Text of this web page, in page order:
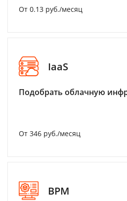
От 0.13 руб./месяц
IaaS
Подобрать облачную
От 346 руб./месяц
BPM